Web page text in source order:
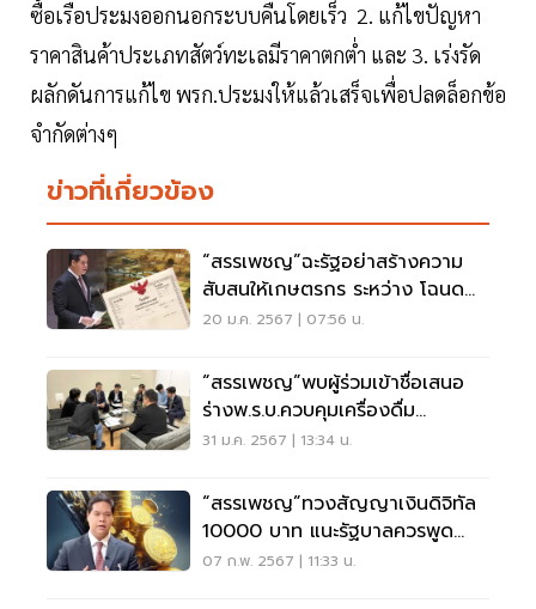
ซื้อเรือประมงออกนอกระบบคืนโดยเร็ว 2. แก้ไขปัญหา
ราคาสินค้าประเภทสัตว์ทะเลมีราคาตกต่ำ และ 3. เร่งรัด
ผลักดันการแก้ไข พรก.ประมงให้แล้วเสร็จเพื่อปลดล็อกข้อ
จำกัดต่างๆ
ข่าวที่เกี่ยวข้อง
“สรรเพชญ”ฉะรัฐอย่าสร้างความ
สับสนให้เกษตรกร ระหว่าง โฉนด
ที่ดิน กับ โฉนด สปก.
20 ม.ค. 2567 | 07:56 น.
“สรรเพชญ”พบผู้ร่วมเข้าชื่อเสนอ
ร่างพ.ร.บ.ควบคุมเครื่องดื่ม
แอลกอฮอล์
31 ม.ค. 2567 | 13:34 น.
“สรรเพชญ”ทวงสัญญาเงินดิจิทัล
10000 บาท แนะรัฐบาลควรพูด
ความจริงกับประชาชน
07 ก.พ. 2567 | 11:33 น.